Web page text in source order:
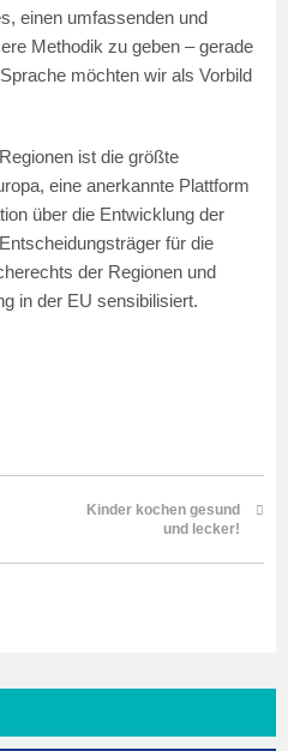
einen umfassenden und
Methodik zu geben – gerade
möchten wir als Vorbild
ist die größte
eine anerkannte Plattform
über die Entwicklung der
für die
der Regionen und
in der EU sensibilisiert.
Kinder kochen gesund
und lecker!